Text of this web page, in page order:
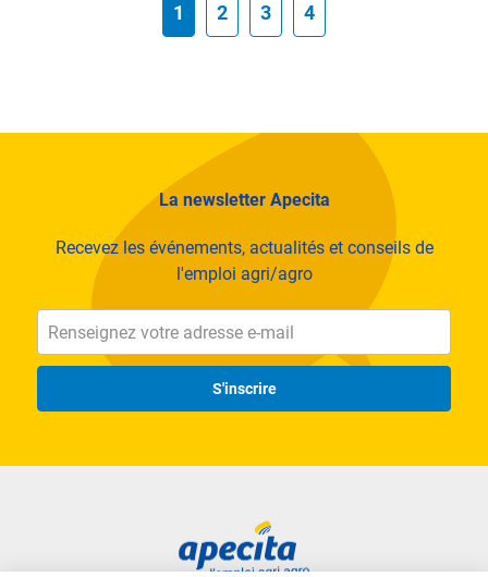
1 2 3 4
La newsletter Apecita
Recevez les événements, actualités et conseils de
l'emploi agri/agro
S'inscrire